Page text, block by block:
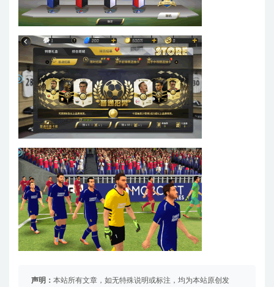
声明： 本站所有文章，如无特殊说明或标注，均为本站原创发